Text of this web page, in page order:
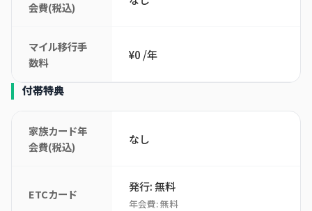
会費(税込)
マイル移行手
数料
¥0 /年
付帯特典
家族カード年
会費(税込)
なし
ETCカード
発行: 無料
年会費: 無料